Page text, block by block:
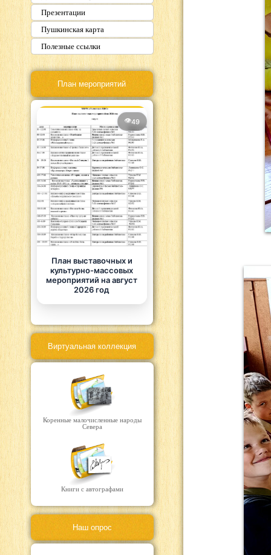
Презентации
Пушкинская карта
Полезные ссылки
План мероприятий
49
План выставочных и
культурно-массовых
мероприятий на август
2026 год
Виртуальная коллекция
Коренные малочисленные народы
Севера
Книги с автографами
Наш опрос